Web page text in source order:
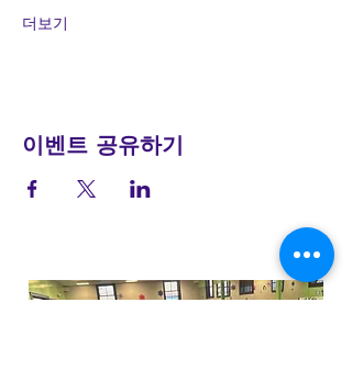
더보기
이벤트 공유하기